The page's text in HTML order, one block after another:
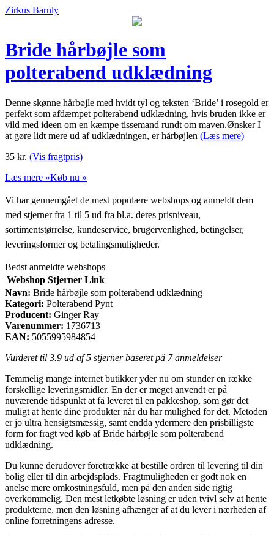
Zirkus Barnly
Bride hårbøjle som
polterabend udklædning
Denne skønne hårbøjle med hvidt tyl og teksten ‘Bride’ i rosegold er
perfekt som afdæmpet polterabend udklædning, hvis bruden ikke er
vild med ideen om en kæmpe tissemand rundt om maven.Ønsker I
at gøre lidt mere ud af udklædningen, er hårbøjlen (Læs mere)
35 kr. (Vis fragtpris)
Læs mere »Køb nu »
Vi har gennemgået de mest populære webshops og anmeldt dem
med stjerner fra 1 til 5 ud fra bl.a. deres prisniveau,
sortimentstørrelse, kundeservice, brugervenlighed, betingelser,
leveringsformer og betalingsmuligheder.
Bedst anmeldte webshops
Webshop Stjerner Link
Navn: Bride hårbøjle som polterabend udklædning
Kategori: Polterabend Pynt
Producent: Ginger Ray
Varenummer: 1736713
EAN: 5055995984854
Vurderet til 3.9 ud af 5 stjerner baseret på 7anmeldelser
Temmelig mange internet butikker yder nu om stunder en række
forskellige leveringsmidler. En der er meget anvendt er på
nuværende tidspunkt at få leveret til en pakkeshop, som gør det
muligt at hente dine produkter når du har mulighed for det. Metoden
er jo ultra hensigtsmæssig, samt endda ydermere den prisbilligste
form for fragt ved køb af Bride hårbøjle som polterabend
udklædning.
Du kunne derudover foretrække at bestille ordren til levering til din
bolig eller til din arbejdsplads. Fragtmuligheden er godt nok en
anelse mere omkostningsfuld, men på den anden side rigtig
overkommelig. Den mest letkøbte løsning er uden tvivl selv at hente
produkterne, men den løsning afhænger af at du lever i nærheden af
online forretningens adresse.